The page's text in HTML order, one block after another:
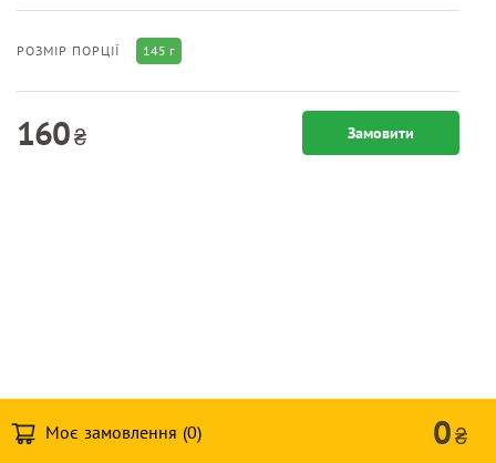
РОЗМІР ПОРЦІЇ 145 г
160₴ Замовити
Моє замовлення (0) 0₴